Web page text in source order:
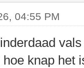
04:55 PM
hoe knap het